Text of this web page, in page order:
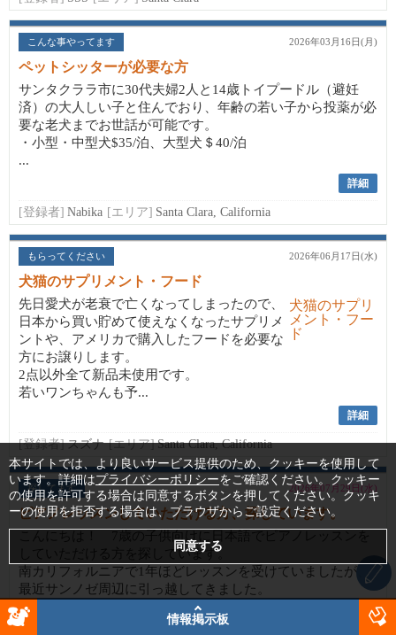
こんな事やってます 2026年03月16日(月)
ペットシッターが必要な方
サンタクララ市に30代夫婦2人と14歳トイプードル（避妊
済）の大人しい子と住んでおり、年齢の若い子から投薬が必
要な老犬までお世話が可能です。
・小型・中型犬$35/泊、大型犬＄40/泊
...
詳細
[登録者] Nabika [エリア] Santa Clara, California
もらってください 2026年06月17日(水)
犬猫のサプリメント・フード
先日愛犬が老衰で亡くなってしまったので、
日本から買い貯めて使えなくなったサプリメ
ントや、アメリカで購入したフードを必要な
方にお譲りします。
2点以外全て新品未使用です。
若いワンちゃんも予...
詳細
[登録者] スズナ [エリア] Santa Clara, California
探してます 2026年07月29日(水)
ピアノレッスンしていただける方、探しています。
こんにちは！ 7歳の子供向けに日本語でピアノレッスンを
していただける方を探しています。
南カリフォルニアで1年ほどレッスンを受けていましたが、
最近サンノゼ周辺に引っ越してきました。
こちら...
情報掲示板
本サイトでは、より良いサービス提供のため、クッキーを使用して
います。詳細はプライバシーポリシーをご確認ください。クッキー
の使用を許可する場合は同意するボタンを押してください。クッキ
ーの使用を拒否する場合は、ブラウザからご設定ください。